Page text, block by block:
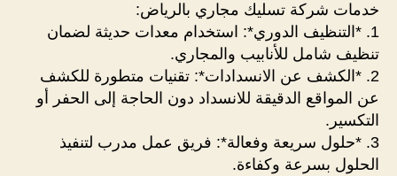
خدمات شركة تسليك مجاري بالرياض:
1. *التنظيف الدوري*: استخدام معدات حديثة لضمان
تنظيف شامل للأنابيب والمجاري.
2. *الكشف عن الانسدادات*: تقنيات متطورة للكشف
عن المواقع الدقيقة للانسداد دون الحاجة إلى الحفر أو
التكسير.
3. *حلول سريعة وفعالة*: فريق عمل مدرب لتنفيذ
الحلول بسرعة وكفاءة.